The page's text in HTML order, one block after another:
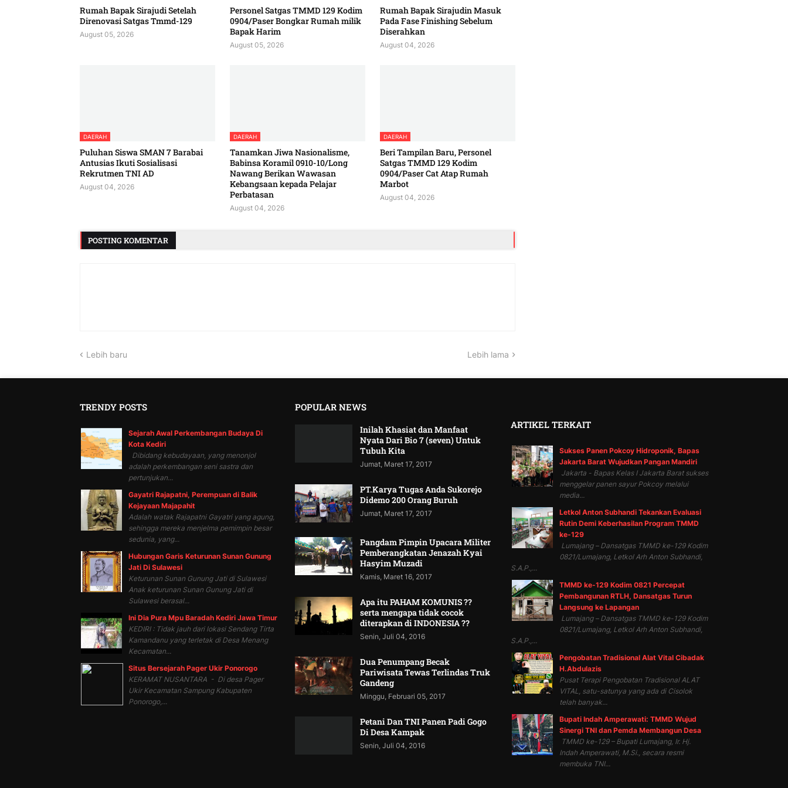
Rumah Bapak Sirajudi Setelah
Direnovasi Satgas Tmmd-129
August 05, 2026
Personel Satgas TMMD 129 Kodim
0904/Paser Bongkar Rumah milik
Bapak Harim
August 05, 2026
Rumah Bapak Sirajudin Masuk
Pada Fase Finishing Sebelum
Diserahkan
August 04, 2026
DAERAH
Puluhan Siswa SMAN 7 Barabai
Antusias Ikuti Sosialisasi
Rekrutmen TNI AD
August 04, 2026
DAERAH
Tanamkan Jiwa Nasionalisme,
Babinsa Koramil 0910-10/Long
Nawang Berikan Wawasan
Kebangsaan kepada Pelajar
Perbatasan
August 04, 2026
DAERAH
Beri Tampilan Baru, Personel
Satgas TMMD 129 Kodim
0904/Paser Cat Atap Rumah
Marbot
August 04, 2026
POSTING KOMENTAR
Lebih baru Lebih lama
TRENDY POSTS
Sejarah Awal Perkembangan Budaya Di
Kota Kediri
Dibidang kebudayaan, yang menonjol
adalah perkembangan seni sastra dan
pertunjukan...
Gayatri Rajapatni, Perempuan di Balik
Kejayaan Majapahit
Adalah watak Rajapatni Gayatri yang agung,
sehingga mereka menjelma pemimpin besar
sedunia, yang...
Hubungan Garis Keturunan Sunan Gunung
Jati Di Sulawesi
Keturunan Sunan Gunung Jati di Sulawesi
Anak keturunan Sunan Gunung Jati di
Sulawesi berasal...
Ini Dia Pura Mpu Baradah Kediri Jawa Timur
KEDIRI : Tidak jauh dari lokasi Sendang Tirta
Kamandanu yang terletak di Desa Menang
Kecamatan...
Situs Bersejarah Pager Ukir Ponorogo
KERAMAT NUSANTARA - Di desa Pager
Ukir Kecamatan Sampung Kabupaten
Ponorogo,...
POPULAR NEWS
Inilah Khasiat dan Manfaat
Nyata Dari Bio 7 (seven) Untuk
Tubuh Kita
Jumat, Maret 17, 2017
PT.Karya Tugas Anda Sukorejo
Didemo 200 Orang Buruh
Jumat, Maret 17, 2017
Pangdam Pimpin Upacara Militer
Pemberangkatan Jenazah Kyai
Hasyim Muzadi
Kamis, Maret 16, 2017
Apa itu PAHAM KOMUNIS ??
serta mengapa tidak cocok
diterapkan di INDONESIA ??
Senin, Juli 04, 2016
Dua Penumpang Becak
Pariwisata Tewas Terlindas Truk
Gandeng
Minggu, Februari 05, 2017
Petani Dan TNI Panen Padi Gogo
Di Desa Kampak
Senin, Juli 04, 2016
ARTIKEL TERKAIT
Sukses Panen Pokcoy Hidroponik, Bapas
Jakarta Barat Wujudkan Pangan Mandiri
Jakarta - Bapas Kelas I Jakarta Barat sukses
menggelar panen sayur Pokcoy melalui
media...
Letkol Anton Subhandi Tekankan Evaluasi
Rutin Demi Keberhasilan Program TMMD
ke-129
Lumajang – Dansatgas TMMD ke-129 Kodim
0821/Lumajang, Letkol Arh Anton Subhandi,
S.A.P.,...
TMMD ke-129 Kodim 0821 Percepat
Pembangunan RTLH, Dansatgas Turun
Langsung ke Lapangan
Lumajang – Dansatgas TMMD ke-129 Kodim
0821/Lumajang, Letkol Arh Anton Subhandi,
S.A.P.,...
Pengobatan Tradisional Alat Vital Cibadak
H.Abdulazis
Pusat Terapi Pengobatan Tradisional ALAT
VITAL, satu-satunya yang ada di Cisolok
telah banyak...
Bupati Indah Amperawati: TMMD Wujud
Sinergi TNI dan Pemda Membangun Desa
TMMD ke-129 – Bupati Lumajang, Ir. Hj.
Indah Amperawati, M.Si., secara resmi
membuka TNI...